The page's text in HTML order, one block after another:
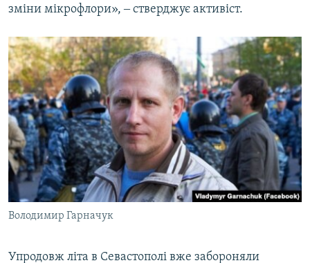
зміни мікрофлори», ‒ стверджує активіст.
Володимир Гарначук
Упродовж літа в Севастополі вже забороняли